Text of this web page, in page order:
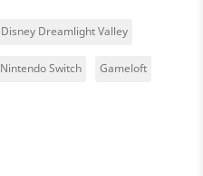
Disney Dreamlight Valley
Nintendo Switch Gameloft